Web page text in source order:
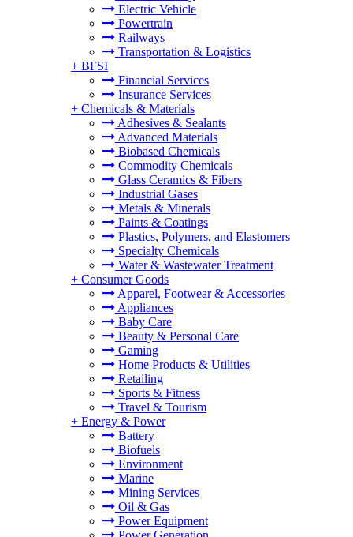
Electric Vehicle
Powertrain
Railways
Transportation & Logistics
+ BFSI
Financial Services
Insurance Services
+ Chemicals & Materials
Adhesives & Sealants
Advanced Materials
Biobased Chemicals
Commodity Chemicals
Glass Ceramics & Fibers
Industrial Gases
Metals & Minerals
Paints & Coatings
Plastics, Polymers, and Elastomers
Specialty Chemicals
Water & Wastewater Treatment
+ Consumer Goods
Apparel, Footwear & Accessories
Appliances
Baby Care
Beauty & Personal Care
Gaming
Home Products & Utilities
Retailing
Sports & Fitness
Travel & Tourism
+ Energy & Power
Battery
Biofuels
Environment
Marine
Mining Services
Oil & Gas
Power Equipment